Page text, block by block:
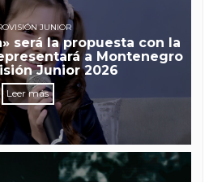
JUNIOR
será la propuesta con la
a Montenegro
Junior 2026
Leer más